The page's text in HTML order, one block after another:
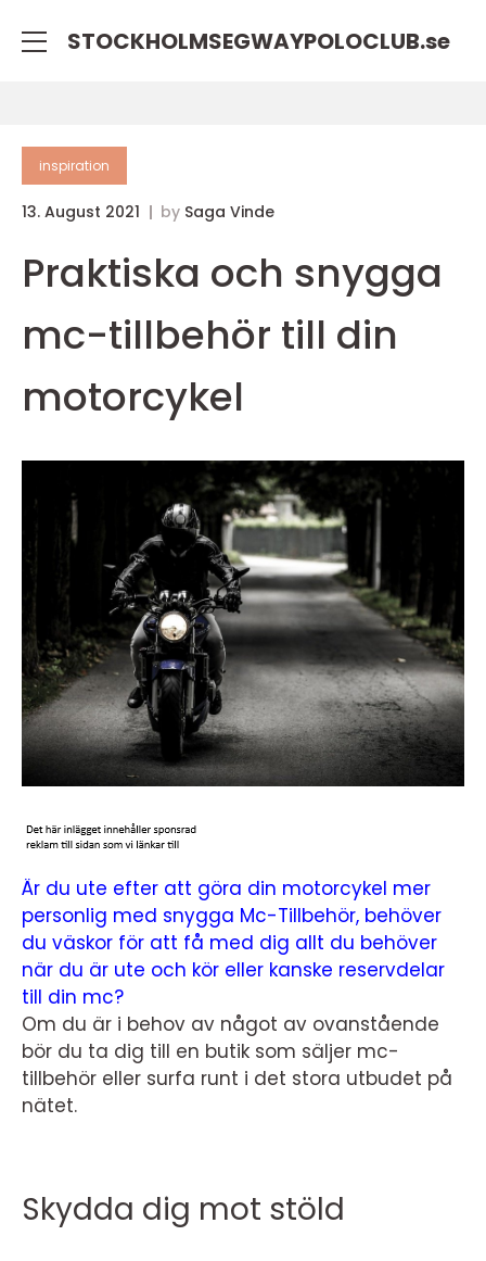
STOCKHOLMSEGWAYPOLOCLUB.se
inspiration
13. August 2021 by Saga Vinde
Praktiska och snygga
mc-tillbehör till din
motorcykel
Är du ute efter att göra din motorcykel mer
personlig med snygga Mc-Tillbehör, behöver
du väskor för att få med dig allt du behöver
när du är ute och kör eller kanske reservdelar
till din mc?
Om du är i behov av något av ovanstående
bör du ta dig till en butik som säljer mc-
tillbehör eller surfa runt i det stora utbudet på
nätet.
Skydda dig mot stöld